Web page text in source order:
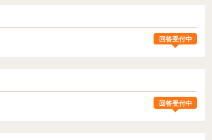
回答受付中
回答受付中